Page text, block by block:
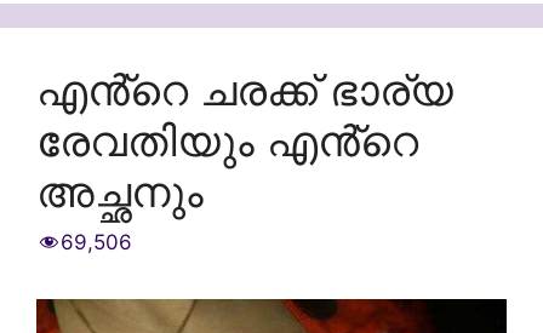
എൻ്റെ ചരക്ക് ഭാര്യ
രേവതിയും എൻ്റെ
അച്ഛനും
69,506